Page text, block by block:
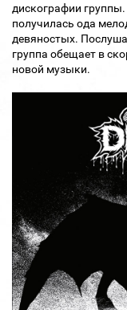
дискографии
получилась ода
девяностых.
группа обещает в
новой музыки.